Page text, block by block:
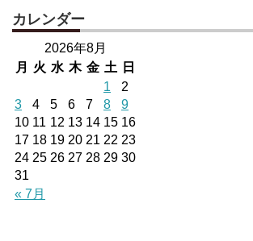
カレンダー
2026年8月
月
火 水 木 金 土 日
« 7月
1
2
3
4 5 6 7 8
9
10 11 12 13 14 15 16
17 18 19 20 21 22 23
24 25 26 27 28 29 30
31